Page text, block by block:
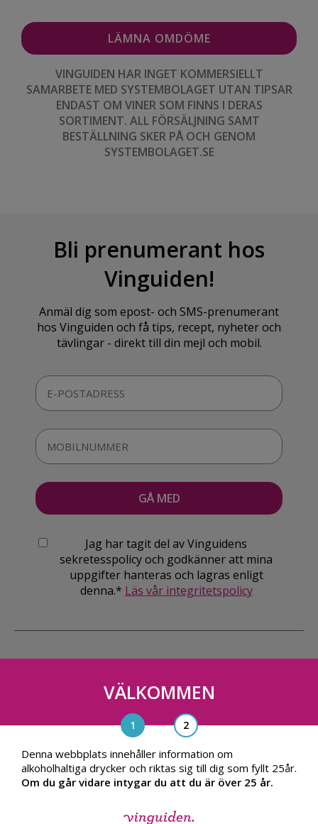
VINGUIDEN HAR INGET KOMMERSIELLT
SAMARBETE MED SYSTEMBOLAGET UTAN TIPSAR
ENDAST OM VINER SOM FINNS I DERAS
SORTIMENT. ALL FÖRSÄLJNING SAMT
BESTÄLLNING SKER PÅ OCH GENOM
SYSTEMBOLAGET.SE
Bli prenumerant hos
Vinguiden!
Anmäl dig som epost- och SMS-prenumerant
hos Vinguiden och få tips, recept, nyheter och
tävlingar - direkt till din mejl och mobil.
Jag har tagit del av Vinguidens
sekretesspolicy och godkänner att mina
uppgifter hanteras och lagras enligt
denna.* Läs vår integritetspolicy
Vinguiden Nordic AB
Blasieholmsgatan 4A, 111 48, Stockholm
info@vinguiden.com
VÄLKOMMEN
Denna webbplats innehåller information om
alkoholhaltiga drycker och riktas sig till dig som fyllt 25år.
Om du går vidare intygar du att du är över 25 år.